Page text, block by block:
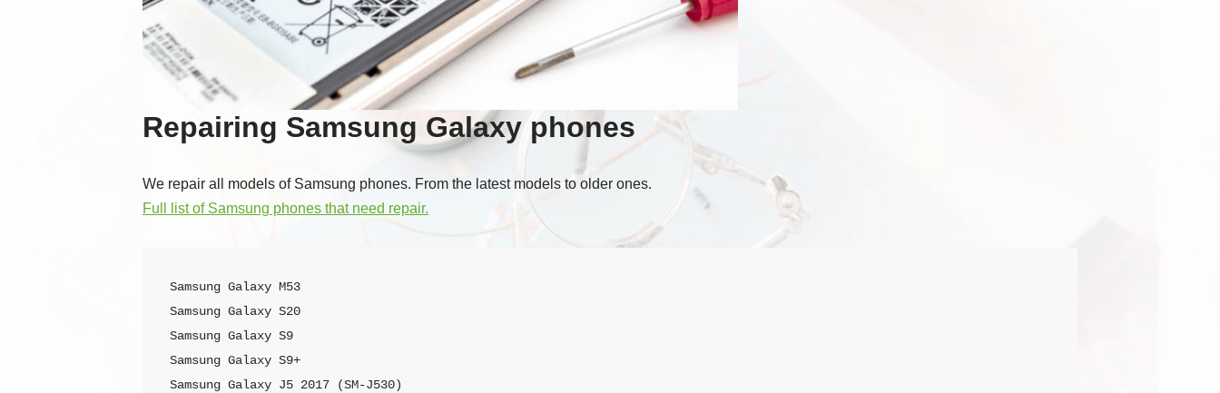
Repairing Samsung Galaxy phones
We repair all models of Samsung phones. From the latest models to older ones.
Full list of Samsung phones that need repair.
Samsung Galaxy M53
Samsung Galaxy S20
Samsung Galaxy S9
Samsung Galaxy S9+
Samsung Galaxy J5 2017 (SM-J530)